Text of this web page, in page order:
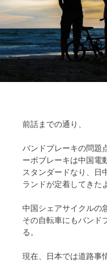
前話までの通り、
バンドブレーキの問題
ーボブレーキは中国電
スタンダードなり、日
ランドが定着してきた
中国シェアサイクルの
その自転車にもバンド
る。
現在、日本では道路事